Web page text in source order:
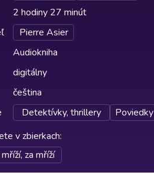
2 hodiny 27 minút
Pierre Asier
Audiokniha
digitálny
čeština
Detektívky, thrillery
Poviedky
v zbierkach:
za mříží